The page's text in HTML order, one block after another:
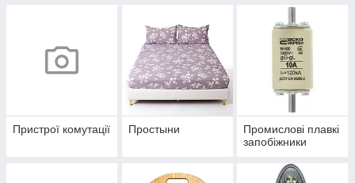
Пристрої комутації Простыни
Промислові плавкі
запобіжники